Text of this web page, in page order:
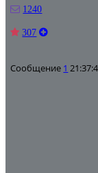
1240
307
Сообщение 1